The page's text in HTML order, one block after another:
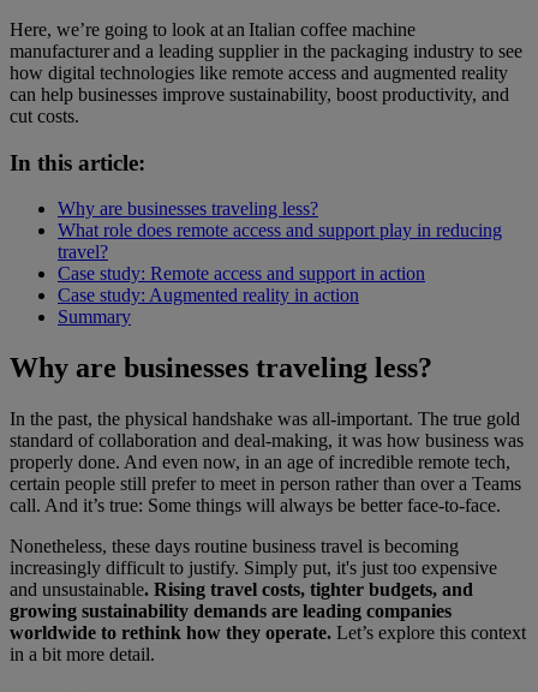
Here, we’re going to look at an Italian coffee machine
manufacturer and a leading supplier in the packaging industry to see
how digital technologies like remote access and augmented reality
can help businesses improve sustainability, boost productivity, and
cut costs.
In this article:
Why are businesses traveling less?
What role does remote access and support play in reducing
travel?
Case study: Remote access and support in action
Case study: Augmented reality in action
Summary
Why are businesses traveling less?
In the past, the physical handshake was all-important. The true gold
standard of collaboration and deal-making, it was how business was
properly done. And even now, in an age of incredible remote tech,
certain people still prefer to meet in person rather than over a Teams
call. And it’s true: Some things will always be better face-to-face.
Nonetheless, these days routine business travel is becoming
increasingly difficult to justify. Simply put, it's just too expensive
and unsustainable. Rising travel costs, tighter budgets, and
growing sustainability demands are leading companies
worldwide to rethink how they operate. Let’s explore this context
in a bit more detail.